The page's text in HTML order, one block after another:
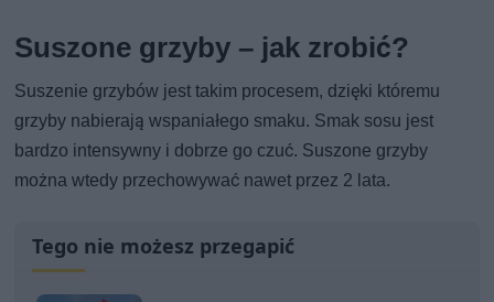
Suszone grzyby – jak zrobić?
Suszenie grzybów jest takim procesem, dzięki któremu
grzyby nabierają wspaniałego smaku. Smak sosu jest
bardzo intensywny i dobrze go czuć. Suszone grzyby
można wtedy przechowywać nawet przez 2 lata.
Tego nie możesz przegapić